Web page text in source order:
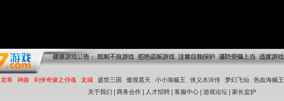
龙将 神曲 剑侠奇缘之侍魂 龙城 盛世三国 傲视遮天 小小海贼王 侠义水浒传 梦幻飞仙 热血海贼王
关于我们
商务合作| 人才招聘| 客服中心| 游戏论坛| 家长监护